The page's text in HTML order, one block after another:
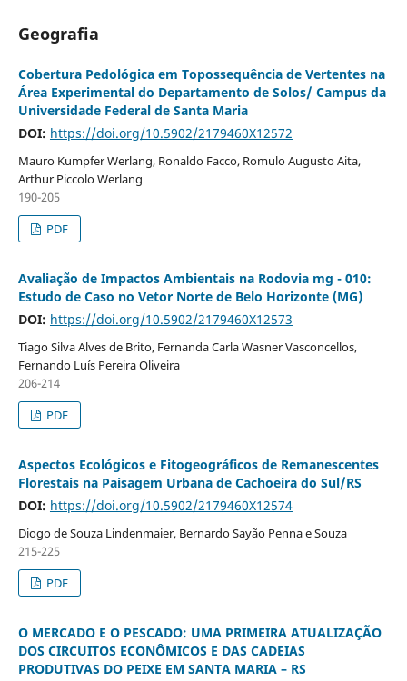
Geografia
Cobertura Pedológica em Topossequência de Vertentes na
Área Experimental do Departamento de Solos/ Campus da
Universidade Federal de Santa Maria
DOI: https://doi.org/10.5902/2179460X12572
Mauro Kumpfer Werlang, Ronaldo Facco, Romulo Augusto Aita,
Arthur Piccolo Werlang
190-205
PDF
Avaliação de Impactos Ambientais na Rodovia mg - 010:
Estudo de Caso no Vetor Norte de Belo Horizonte (MG)
DOI: https://doi.org/10.5902/2179460X12573
Tiago Silva Alves de Brito, Fernanda Carla Wasner Vasconcellos,
Fernando Luís Pereira Oliveira
206-214
PDF
Aspectos Ecológicos e Fitogeográficos de Remanescentes
Florestais na Paisagem Urbana de Cachoeira do Sul/RS
DOI: https://doi.org/10.5902/2179460X12574
Diogo de Souza Lindenmaier, Bernardo Sayão Penna e Souza
215-225
PDF
O MERCADO E O PESCADO: UMA PRIMEIRA ATUALIZAÇÃO
DOS CIRCUITOS ECONÔMICOS E DAS CADEIAS
PRODUTIVAS DO PEIXE EM SANTA MARIA – RS